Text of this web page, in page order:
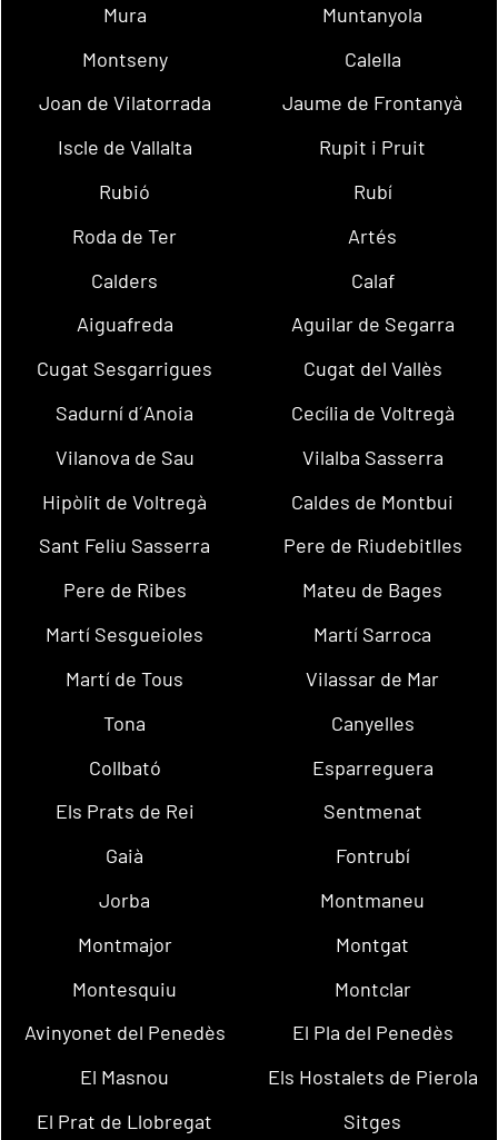
Mura
Muntanyola
Montseny
Calella
Joan de Vilatorrada
Jaume de Frontanyà
Iscle de Vallalta
Rupit i Pruit
Rubió
Rubí
Roda de Ter
Artés
Calders
Calaf
Aiguafreda
Aguilar de Segarra
Cugat Sesgarrigues
Cugat del Vallès
Sadurní d´Anoia
Cecília de Voltregà
Vilanova de Sau
Vilalba Sasserra
Hipòlit de Voltregà
Caldes de Montbui
Sant Feliu Sasserra
Pere de Riudebitlles
Pere de Ribes
Mateu de Bages
Martí Sesgueioles
Martí Sarroca
Martí de Tous
Vilassar de Mar
Tona
Canyelles
Collbató
Esparreguera
Els Prats de Rei
Sentmenat
Gaià
Fontrubí
Jorba
Montmaneu
Montmajor
Montgat
Montesquiu
Montclar
Avinyonet del Penedès
El Pla del Penedès
El Masnou
Els Hostalets de Pierola
El Prat de Llobregat
Sitges